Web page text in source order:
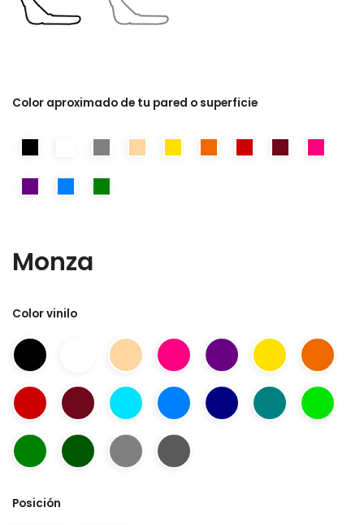
Color aproximado de tu pared o superficie
Monza
Color vinilo
Posición